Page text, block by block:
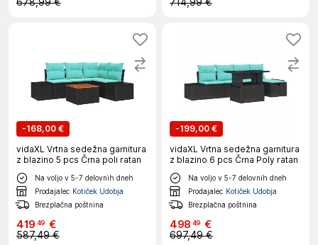
-168,00 €
vidaXL Vrtna sedežna garnitura
z blazino 5 pcs Črna poli ratan
Na voljo v 5-7 delovnih dneh
Prodajalec Kotiček Udobja
Brezplačna poštnina
419 49 €
587,49 €
-199,00 €
vidaXL Vrtna sedežna garnitura
z blazino 6 pcs Črna Poly ratan
Na voljo v 5-7 delovnih dneh
Prodajalec Kotiček Udobja
Brezplačna poštnina
498 49 €
697,49 €